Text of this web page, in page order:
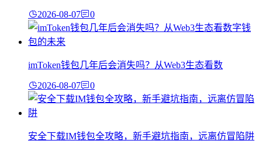
2026-08-07 0
imToken钱包几年后会消失吗？从Web3生态看数
2026-08-07 0
安全下载IM钱包全攻略，新手避坑指南，远离仿冒陷阱